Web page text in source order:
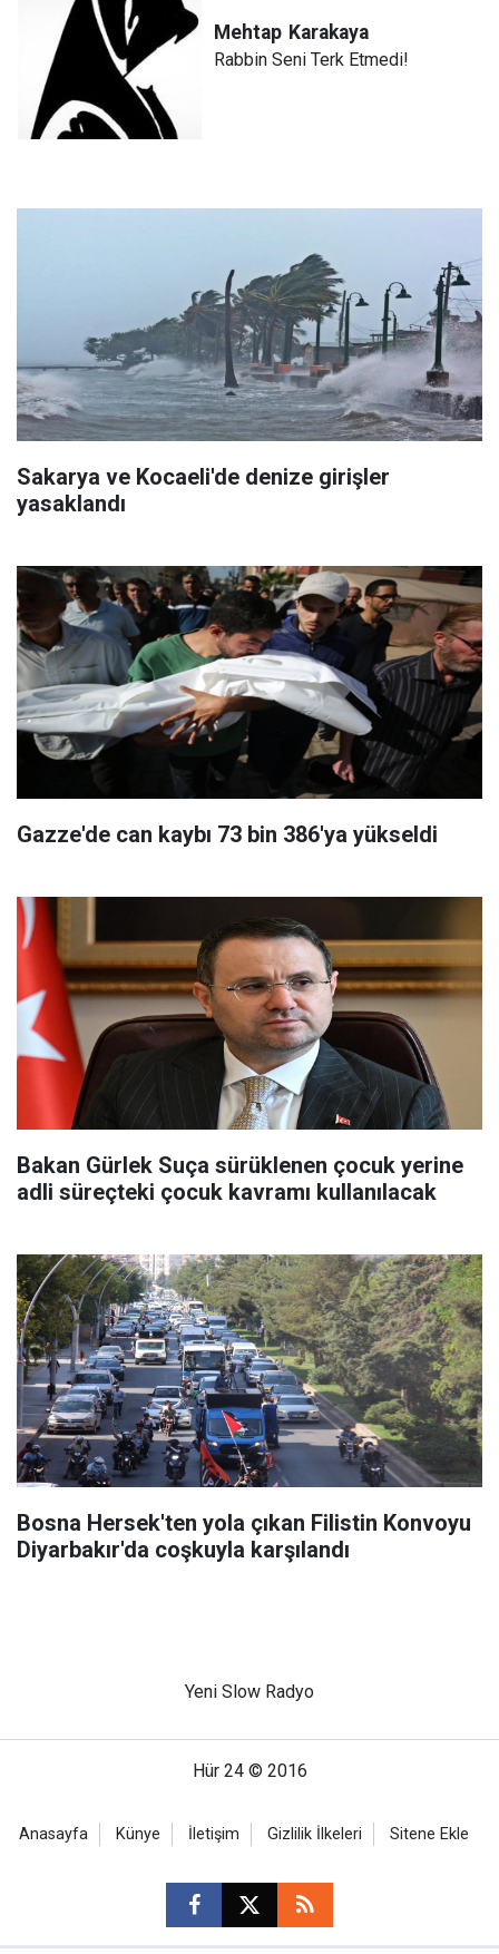
Mehtap Karakaya
Rabbin Seni Terk Etmedi!
Sakarya ve Kocaeli'de denize girişler
yasaklandı
Gazze'de can kaybı 73 bin 386'ya yükseldi
Bakan Gürlek Suça sürüklenen çocuk yerine
adli süreçteki çocuk kavramı kullanılacak
Bosna Hersek'ten yola çıkan Filistin Konvoyu
Diyarbakır'da coşkuyla karşılandı
Yeni Slow Radyo
Hür 24 © 2016
Anasayfa Künye İletişim Gizlilik İlkeleri Sitene Ekle